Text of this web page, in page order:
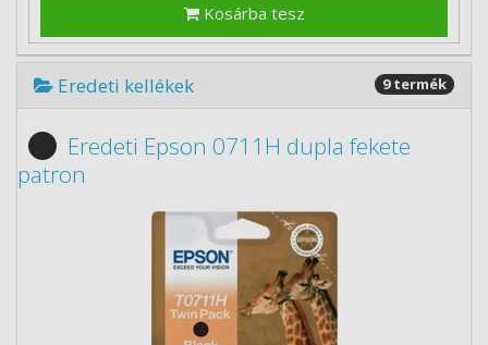
Kosárba tesz
Eredeti kellékek 9 termék
Eredeti Epson 0711H dupla fekete
patron